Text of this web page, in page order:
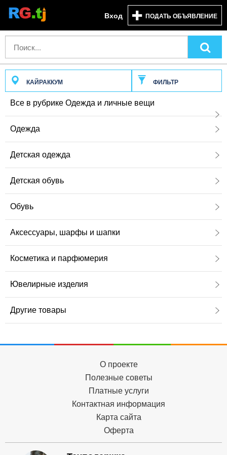
Вход ПОДАТЬ ОБЪЯВЛЕНИЕ
КАЙРАККУМ ФИЛЬТР
Все в рубрике Одежда и личные вещи
Одежда
Детская одежда
Детская обувь
Обувь
Аксессуары, шарфы и шапки
Косметика и парфюмерия
Ювелирные изделия
Другие товары
О проекте
Полезные советы
Платные услуги
Контактная информация
Карта сайта
Оферта